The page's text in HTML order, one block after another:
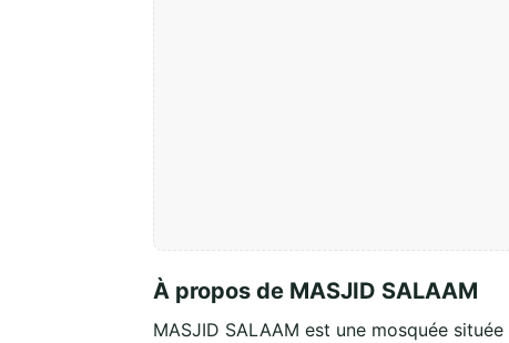
À propos de MASJID SALAAM
MASJID SALAAM est une mosquée située